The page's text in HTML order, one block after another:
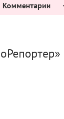
Комментарии